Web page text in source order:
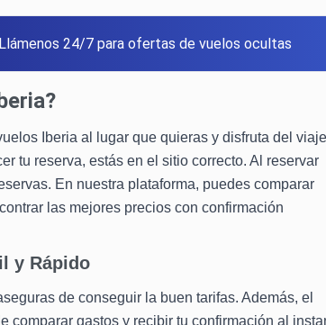
24/7 para ofertas de vuelos ocultas
Iberia al lugar que quieras y disfruta del
tu reserva, estás en el sitio correcto. Al reservar
En nuestra plataforma, puedes comparar
las mejores precios con confirmación
y Rápido
de conseguir la buen tarifas. Además, el
comparar gastos y recibir tu confirmación al